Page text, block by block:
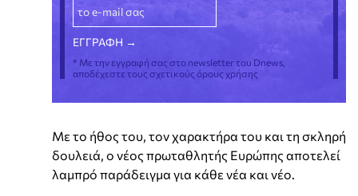
* Με την εγγραφή σας στο newsletter του Dnews,
αποδέχεστε τους σχετικούς όρους χρήσης
Με το ήθος του, τον χαρακτήρα του και τη σκληρή
δουλειά, ο νέος πρωταθλητής Ευρώπης αποτελεί
λαμπρό παράδειγμα για κάθε νέα και νέο.